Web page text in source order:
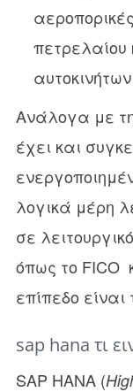
πετρελαίου
Aνάλογα με
έχει και
λογικά μέρη
σε
όπως το FICO
επίπεδο είναι
sap hana τι
SAP HANA (